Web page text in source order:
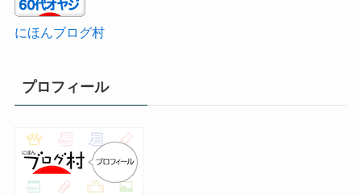
にほんブログ村
プロフィール